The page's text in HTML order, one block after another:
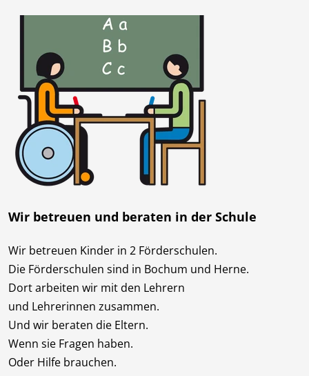
Wir betreuen und beraten in der Schule
Wir betreuen Kinder in 2 Förderschulen.
Die Förderschulen sind in Bochum und Herne.
Dort arbeiten wir mit den Lehrern
und Lehrerinnen zusammen.
Und wir beraten die Eltern.
Wenn sie Fragen haben.
Oder Hilfe brauchen.